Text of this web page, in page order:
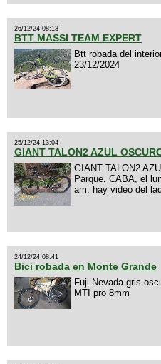
26/12/24 08:13
BTT MASSI TEAM EXPERT
Btt robada del
23/12/2024
25/12/24 13:04
GIANT TALON2 AZUL
GIANT TALON2
Parque, CABA, el
am, hay video del
24/12/24 08:41
Bici robada en Monte Grande
Fuji Nevada gris
MTI pro 8mm